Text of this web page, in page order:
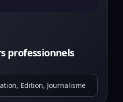
professionnels
Edition, Journalisme